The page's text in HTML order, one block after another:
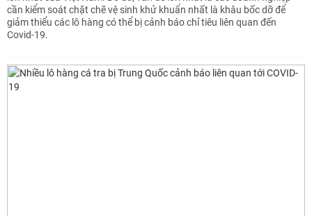
cần kiểm soát chặt chẽ vệ sinh khử khuẩn nhất là khâu bốc dỡ để
giảm thiểu các lô hàng có thể bị cảnh báo chỉ tiêu liên quan đến
Covid-19.